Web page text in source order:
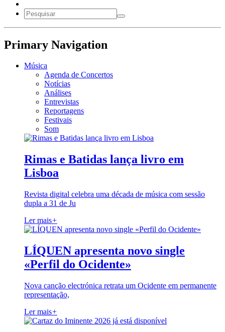
Primary Navigation
Música
Agenda de Concertos
Notícias
Análises
Entrevistas
Reportagens
Festivais
Som
Rimas e Batidas lança livro em
Lisboa
Revista digital celebra uma década de música com sessão
dupla a 31 de Ju
Ler mais+
LÍQUEN apresenta novo single
«Perfil do Ocidente»
Nova canção electrónica retrata um Ocidente em permanente
representação,
Ler mais+